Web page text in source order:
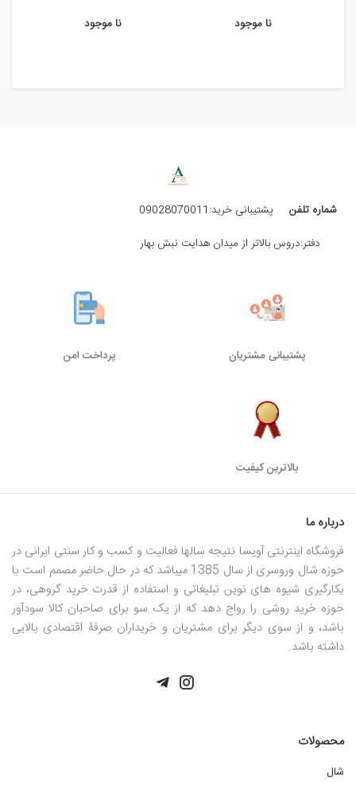
نا موجود نا موجود
شماره تلفن
پشتیبانی خرید:09028070011
دفتر:دروس بالاتر از میدان هدایت نبش بهار
پشتیبانی مشتریان پرداخت امن
بالاترین کیفیت
درباره ما
فروشگاه اینترنتی آویسا نتیجه سالها فعالیت و کسب و کار سنتی ایرانی در
حوزه شال وروسری از سال 1385 میباشد که در حال حاضر مصمم است با
بکارگیری شیوه های نوین تبلیغاتی و استفاده از قدرت خرید گروهی، در
حوزه خرید روشی را رواج دهد که از یک سو برای صاحبان کالا سودآور
باشد، و از سوی دیگر برای مشتریان و خریداران صرفۀ اقتصادی بالایی
داشته باشد.
محصولات
شال